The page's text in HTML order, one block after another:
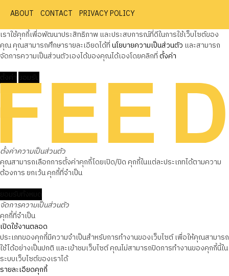
ABOUT CONTACT
PRIVACY POLICY
เราใช้คุกกี้เพื่อพัฒนาประสิทธิภาพ และประสบการณ์ที่ดีในการใช้เว็บไซต์ของ
คุณ คุณสามารถศึกษารายละเอียดได้ที่นโยบายความเป็นส่วนตัว และสามารถ
จัดการความเป็นส่วนตัวเองได้ของคุณได้เองโดยคลิกที่ตั้งค่า
ตั้งค่าความเป็นส่วนตัว
คุณสามารถเลือกการตั้งค่าคุกกี้โดยเปิด/ปิด คุกกี้ในแต่ละประเภทได้ตามความ
ต้องการ ยกเว้น คุกกี้ที่จำเป็น
จัดการความเป็นส่วนตัว
คุกกี้ที่จำเป็น
เปิดใช้งานตลอด
ประเภทของคุกกี้มีความจำเป็นสำหรับการทำงานของเว็บไซต์ เพื่อให้คุณสามารถ
ใช้ได้อย่างเป็นปกติ และเข้าชมเว็บไซต์ คุณไม่สามารถปิดการทำงานของคุกกี้นี้ใน
ระบบเว็บไซต์ของเราได้
รายละเอียดคุกกี้